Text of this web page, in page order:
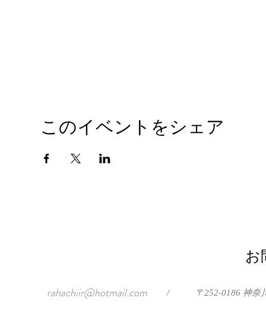
このイベントをシェア
お
rahachiir@hotmail.com / 〒252-0186 神奈